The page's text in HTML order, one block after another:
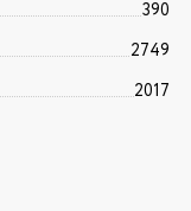
390
2749
2017